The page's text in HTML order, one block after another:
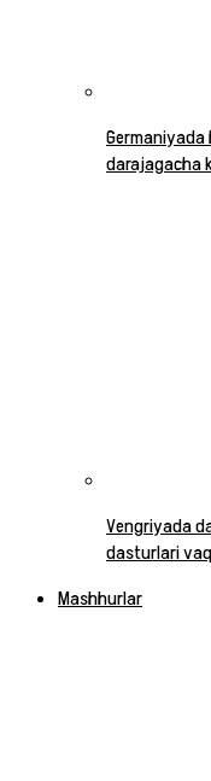
darajagacha
Vengriyada
dasturlari
Mashhurlar